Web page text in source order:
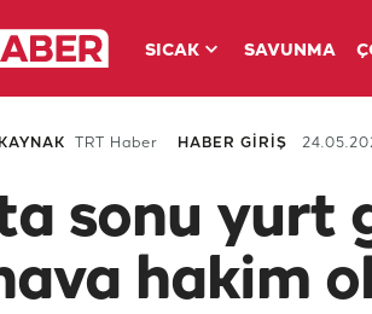
SICAK SAVUNMA
KAYNAK TRT Haber HABER GİRİŞ
sonu yurt
hakim